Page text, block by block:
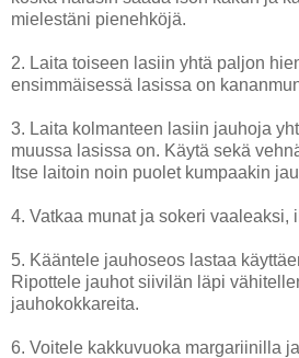
mielestäni pienehköjä.
2. Laita toiseen lasiin yhtä paljon
ensimmäisessä lasissa on
3. Laita kolmanteen lasiin jauhoja
muussa lasissa on. Käytä sekä
Itse laitoin noin puolet kumpaakin
4. Vatkaa munat ja sokeri vaaleaksi,
5. Kääntele jauhoseos lastaa
Ripottele jauhot siivilän läpi
jauhokokkareita.
6. Voitele kakkuvuoka margariinilla